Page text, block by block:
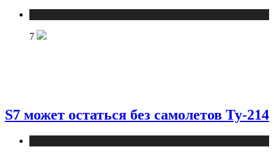
7
S7 может остаться без самолетов Ту-214